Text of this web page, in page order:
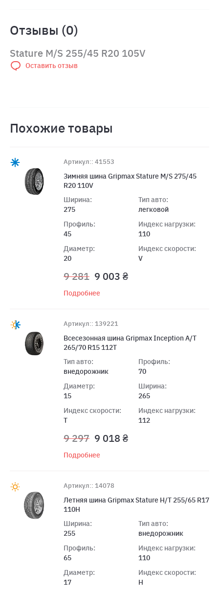
Отзывы (0)
Stature M/S 255/45 R20 105V
Оставить отзыв
Похожие товары
Артикул:: 41553
Зимняя шина Gripmax Stature M/S 275/45
R20 110V
Ширина:
275
Профиль:
45
Диаметр:
20
Тип авто:
легковой
Индекс нагрузки:
110
Индекс скорости:
V
9 281 9 003 ₴
Подробнее
Артикул:: 139221
Всесезонная шина Gripmax Inception A/T
265/70 R15 112T
Тип авто:
внедорожник
Диаметр:
15
Индекс скорости:
T
Профиль:
70
Ширина:
265
Индекс нагрузки:
112
9 297 9 018 ₴
Подробнее
Артикул:: 14078
Летняя шина Gripmax Stature H/T 255/65 R17
110H
Ширина:
255
Профиль:
65
Диаметр:
17
Тип авто:
внедорожник
Индекс нагрузки:
110
Индекс скорости:
H